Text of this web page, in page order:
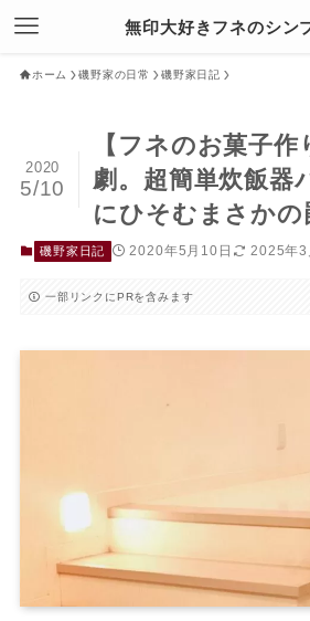
無印大好きフネのシン
ホーム 磯野家の日常 磯野家日記
【フネのお菓子
劇。超簡単炊飯器
にひそむまさかの
2020
5/10
磯野家日記 2020年5月10日 2025年3
一部リンクにPRを含みます